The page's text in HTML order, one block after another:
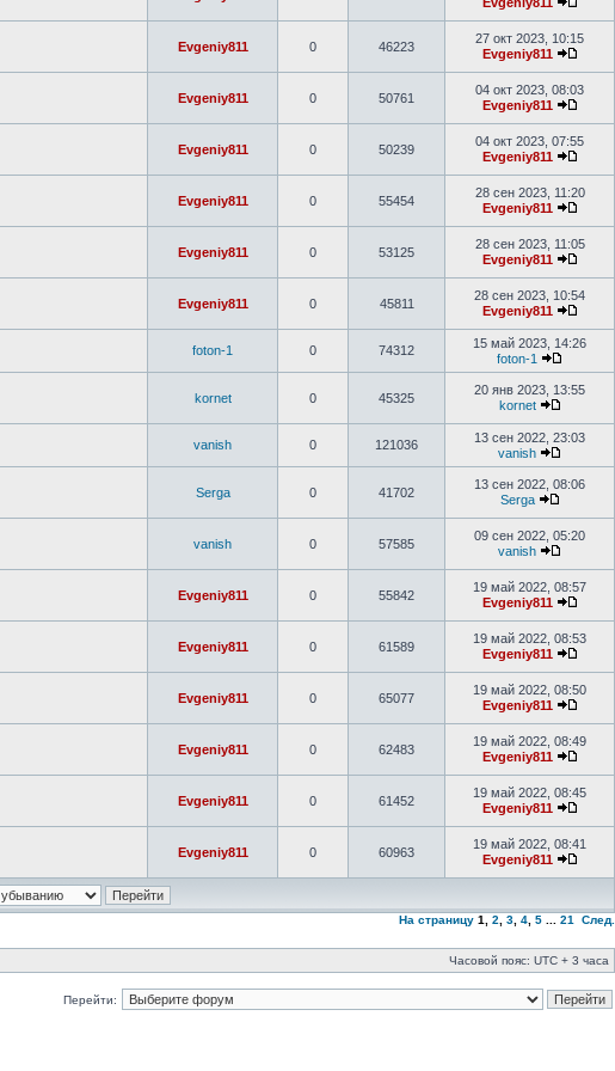
Evgeniy811 0 46223
27 окт 2023, 10:15
Evgeniy811
Evgeniy811 0 50761
04 окт 2023, 08:03
Evgeniy811
Evgeniy811 0 50239
04 окт 2023, 07:55
Evgeniy811
Evgeniy811 0 55454
28 сен 2023, 11:20
Evgeniy811
Evgeniy811 0 53125
28 сен 2023, 11:05
Evgeniy811
Evgeniy811 0 45811
28 сен 2023, 10:54
Evgeniy811
foton-1 0 74312
15 май 2023, 14:26
foton-1
kornet 0 45325
20 янв 2023, 13:55
kornet
vanish 0 121036
13 сен 2022, 23:03
vanish
Serga 0 41702
13 сен 2022, 08:06
Serga
vanish 0 57585
09 сен 2022, 05:20
vanish
Evgeniy811 0 55842
19 май 2022, 08:57
Evgeniy811
Evgeniy811 0 61589
19 май 2022, 08:53
Evgeniy811
Evgeniy811 0 65077
19 май 2022, 08:50
Evgeniy811
Evgeniy811 0 62483
19 май 2022, 08:49
Evgeniy811
Evgeniy811 0 61452
19 май 2022, 08:45
Evgeniy811
Evgeniy811 0 60963
19 май 2022, 08:41
Evgeniy811
На страницу 1 2 3 4 5 21 След.
Часовой пояс: UTC + 3 часа
Перейти: